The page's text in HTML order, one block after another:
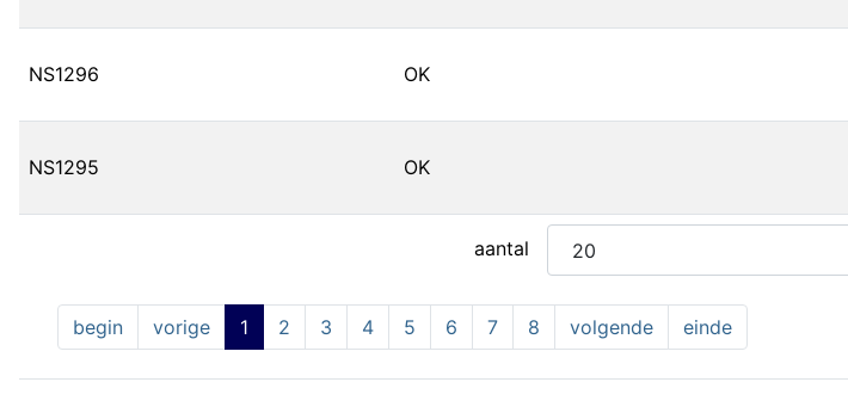
aantal
begin vorige 1 2 3 4 5 6 7 8 volgende einde
NS1296 OK
NS1295 OK